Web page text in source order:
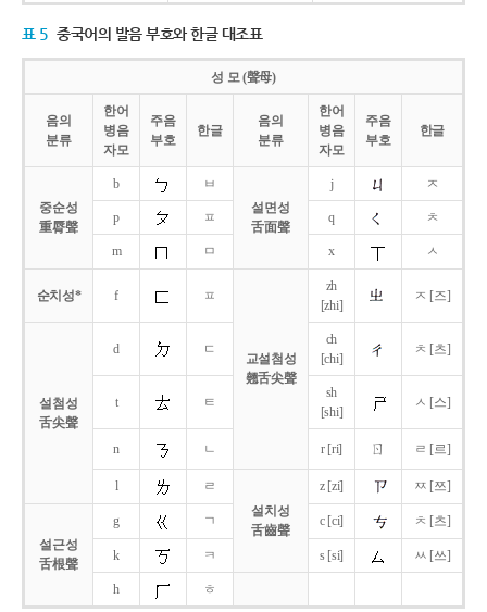
표 5 중국어의 발음 부호와 한글 대조표
성 모 (聲母)
음의
분류
한어
병음
자모
주음
부호
한글
음의
분류
한어
병음
자모
주음
부호
한글
중순성
重脣聲
b
ㅂ
설면성
舌面聲
j ㅈ
p ㅍ q ㅊ
m ㅁ x ㅅ
순치성* f ㅍ
교설첨성
翹舌尖聲
zh
[zhi]
ㅈ [즈]
설첨성
舌尖聲
d ㄷ
ch
[chi]
ㅊ [츠]
t ㅌ
sh
[shi]
ㅅ [스]
n ㄴ r [ri] ㄖ ㄹ [르]
l
ㄹ
설치성
舌齒聲
z [zi] ㅉ [쯔]
설근성
舌根聲
g ㄱ c [ci] ㅊ [츠]
k ㅋ s [si] ㅆ [쓰]
h ㅎ